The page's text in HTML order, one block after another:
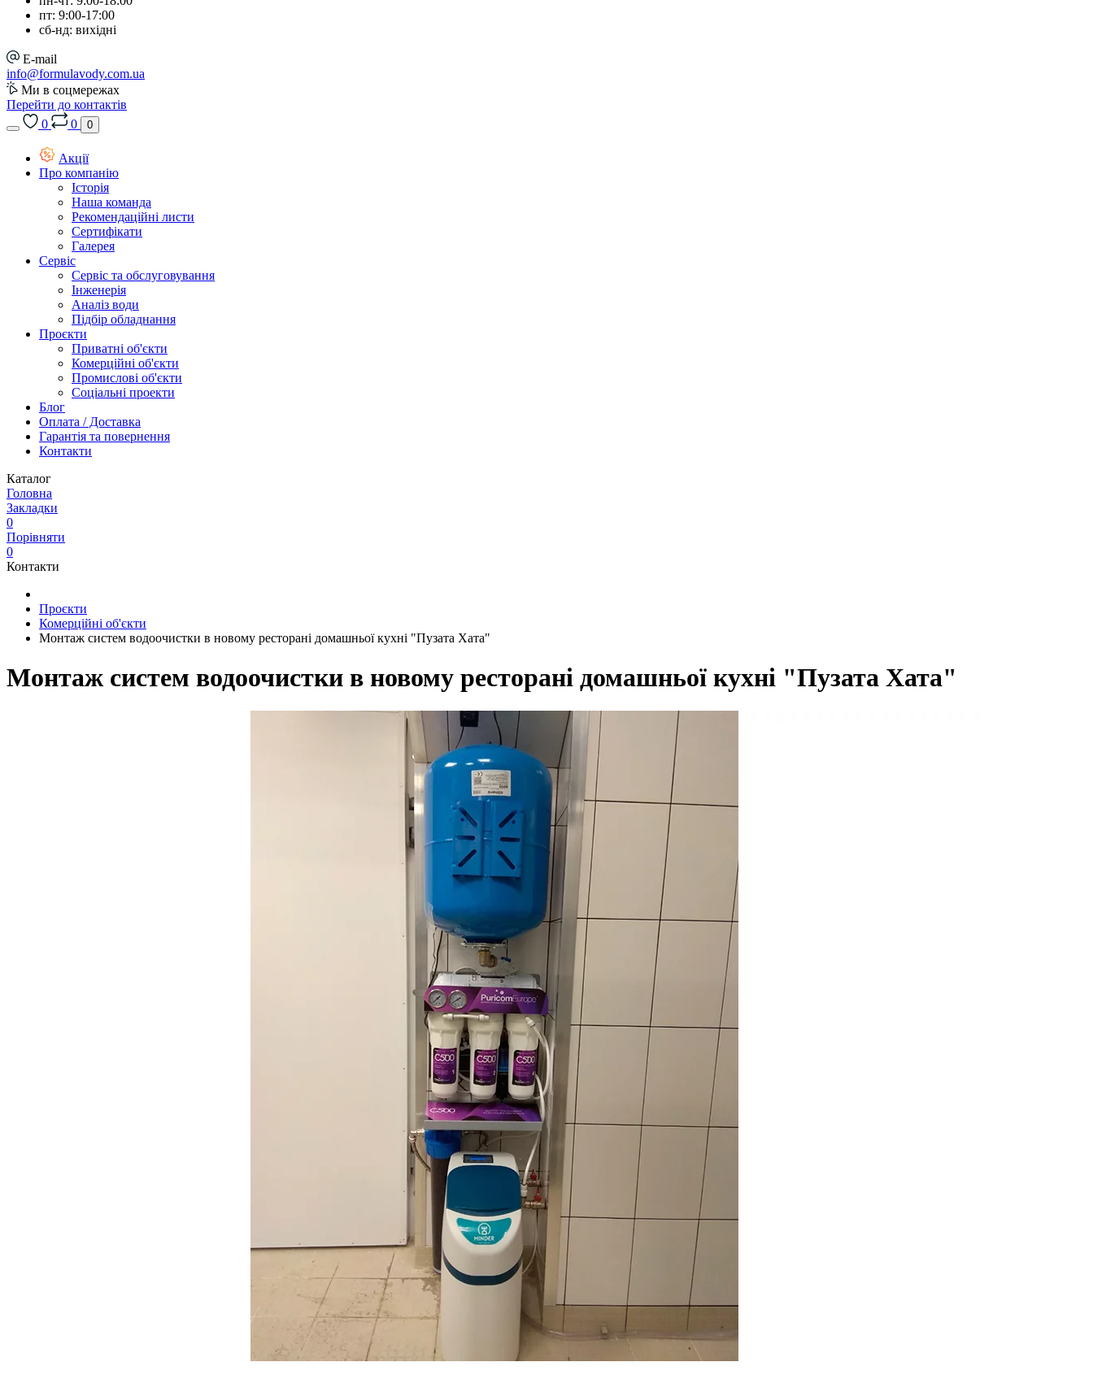
пт: 9:00-17:00
сб-нд: вихідні
E-mail
info@formulavody.com.ua
Ми в соцмережах
Перейти до контактів
0
0 0
Акції
Про компанію
Історія
Наша команда
Рекомендаційні листи
Сертифікати
Галерея
Сервіс
Сервіс та обслуговування
Інженерія
Аналіз води
Підбір обладнання
Проєкти
Приватні об'єкти
Комерційні об'єкти
Промислові об'єкти
Соціальні проекти
Блог
Оплата / Доставка
Гарантія та повернення
Контакти
Каталог
Головна
Закладки
0
Порівняти
0
Контакти
Проєкти
Комерційні об'єкти
Монтаж систем водоочистки в новому ресторані домашньої кухні "Пузата Хата"
Монтаж систем водоочистки в новому ресторані домашньої кухні "Пузата Хата"